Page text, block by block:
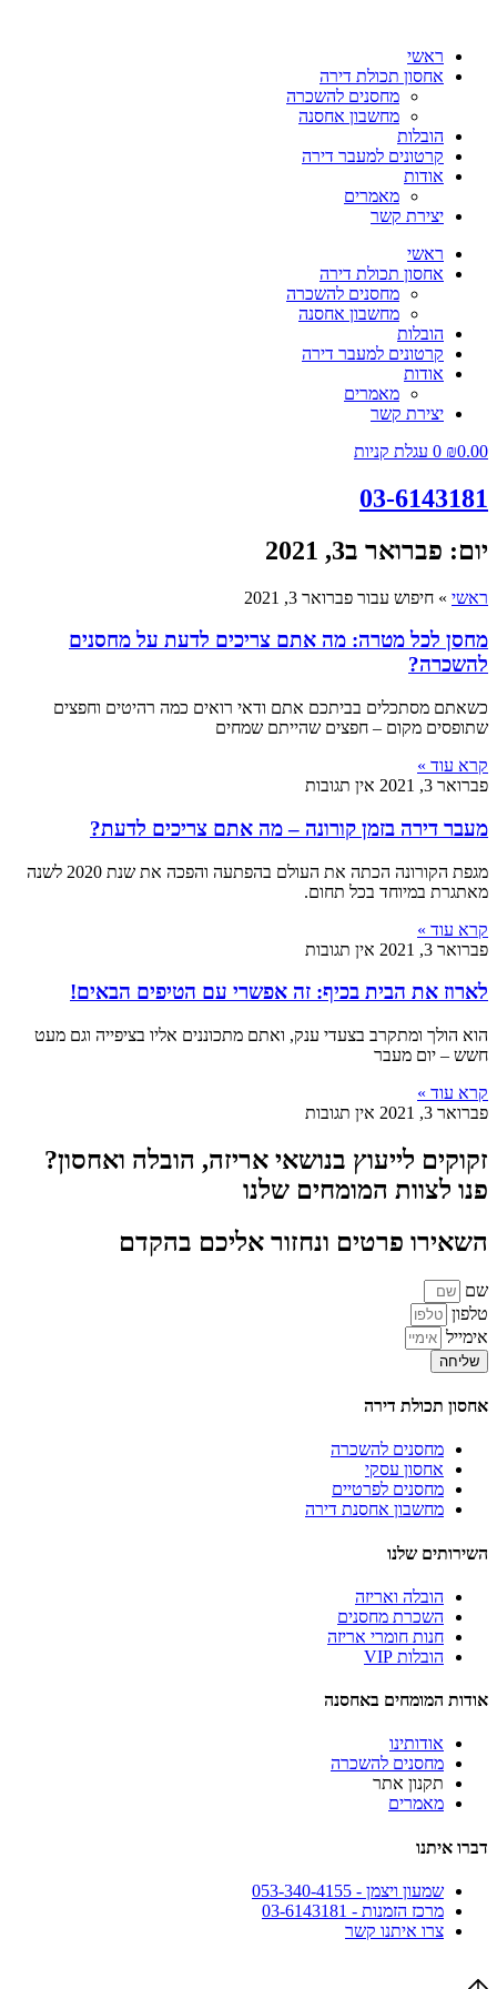
ראשי
אחסון תכולת דירה
מחסנים להשכרה
מחשבון אחסנה
הובלות
קרטונים למעבר דירה
אודות
מאמרים
יצירת קשר
ראשי
אחסון תכולת דירה
מחסנים להשכרה
מחשבון אחסנה
הובלות
קרטונים למעבר דירה
אודות
מאמרים
יצירת קשר
₪0.00
0 עגלת קניות
03-6143181
יום: פברואר ב3, 2021
ראשי » חיפוש עבור פברואר 3, 2021
מחסן לכל מטרה: מה אתם צריכים לדעת על מחסנים
להשכרה?
כשאתם מסתכלים בביתכם אתם ודאי רואים כמה רהיטים וחפצים
שתופסים מקום – חפצים שהייתם שמחים
קרא עוד »
פברואר 3, 2021
אין תגובות
מעבר דירה בזמן קורונה – מה אתם צריכים לדעת?
מגפת הקורונה הכתה את העולם בהפתעה והפכה את שנת 2020 לשנה
מאתגרת במיוחד בכל תחום.
קרא עוד »
פברואר 3, 2021
אין תגובות
לארוז את הבית בכיף: זה אפשרי עם הטיפים הבאים!
הוא הולך ומתקרב בצעדי ענק, ואתם מתכוננים אליו בציפייה וגם מעט
חשש – יום מעבר
קרא עוד »
פברואר 3, 2021
אין תגובות
זקוקים לייעוץ בנושאי אריזה, הובלה ואחסון?
פנו לצוות המומחים שלנו
השאירו פרטים ונחזור אליכם בהקדם
שם
טלפון
אימייל
שליחה
אחסון תכולת דירה
מחסנים להשכרה
אחסון עסקי
מחסנים לפרטיים
מחשבון אחסנת דירה
השירותים שלנו
הובלה ואריזה
השכרת מחסנים
חנות חומרי אריזה
הובלות VIP
אודות המומחים באחסנה
אודותינו
מחסנים להשכרה
תקנון אתר
מאמרים
דברו איתנו
שמעון ויצמן - 053-340-4155
מרכז הזמנות - 03-6143181
צרו איתנו קשר